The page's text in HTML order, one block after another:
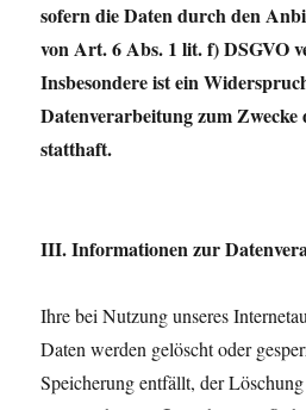
sofern die Daten durch den
von Art. 6 Abs. 1 lit. f) DSGVO
Insbesondere ist ein
Datenverarbeitung zum
statthaft.
III. Informationen zur
Ihre bei Nutzung unseres
Daten werden gelöscht oder
Speicherung entfällt, der